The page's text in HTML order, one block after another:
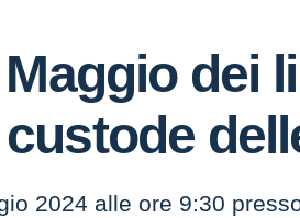
dei
2024 alle ore 9:30